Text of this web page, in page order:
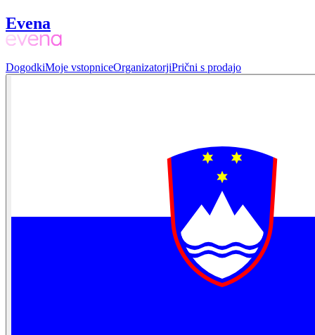
Evena
DogodkiMoje vstopniceOrganizatorjiPrični s prodajo